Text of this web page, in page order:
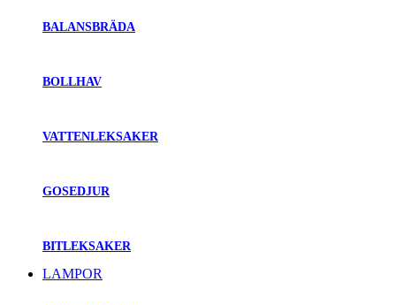
BALANSBRÄDA
BOLLHAV
VATTENLEKSAKER
GOSEDJUR
BITLEKSAKER
LAMPOR